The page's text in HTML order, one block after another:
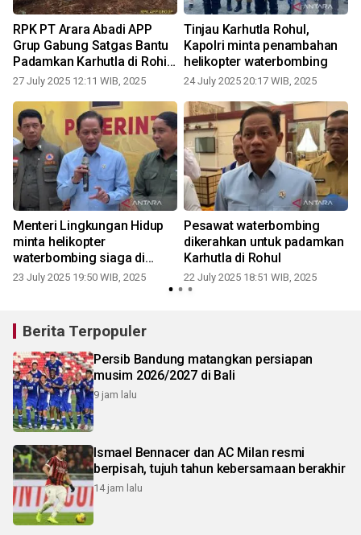
RPK PT Arara Abadi APP
Grup Gabung Satgas Bantu
Padamkan Karhutla di Rohil
dan Rohul
27 July 2025 12:11 WIB, 2025
Tinjau Karhutla Rohul,
Kapolri minta penambahan
helikopter waterbombing
24 July 2025 20:17 WIB, 2025
Menteri Lingkungan Hidup
minta helikopter
waterbombing siaga di
Rohul
23 July 2025 19:50 WIB, 2025
Pesawat waterbombing
dikerahkan untuk padamkan
Karhutla di Rohul
22 July 2025 18:51 WIB, 2025
Berita Terpopuler
Persib Bandung matangkan persiapan
musim 2026/2027 di Bali
9 jam lalu
Ismael Bennacer dan AC Milan resmi
berpisah, tujuh tahun kebersamaan berakhir
14 jam lalu